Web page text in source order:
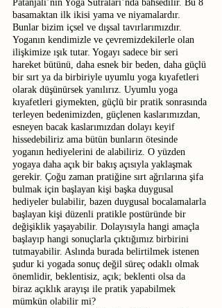
Patanjali’nin Yoga Sutraları’nda bahsedilir. Bu 8
basamaktan ilk ikisi yama ve niyamalardır.
Bunlar bizim içsel ve dışsal tavırlarımızdır.
Yoganın kendimizle ve çevremizdekilerle olan
ilişkimize ışık tutar. Yogayı sadece bir seri
hareket bütünü, daha esnek bir beden, daha güçlü
bir sırt ya da birbiriyle uyumlu yoga kıyafetleri
olarak düşünürsek yanılırız. Uyumlu yoga
kıyafetleri giymekten, güçlü bir pratik sonrasında
terleyen bedenimizden, güçlenen kaslarımızdan,
esneyen bacak kaslarımızdan dolayı keyif
hissedebiliriz ama bütün bunların ötesinde
yoganın hediyelerini de alabiliriz. O yüzden
yogaya daha açık bir bakış açısıyla yaklaşmak
gerekir. Çoğu zaman pratiğine sırt ağrılarına şifa
bulmak için başlayan kişi başka duygusal
hediyeler bulabilir, bazen duygusal bocalamalarla
başlayan kişi düzenli pratikle postüründe bir
değişiklik yaşayabilir. Dolayısıyla hangi amaçla
başlayıp hangi sonuçlarla çıktığımız birbirini
tutmayabilir. Aslında burada belirtilmek istenen
şudur ki yogada sonuç değil süreç odaklı olmak
önemlidir, beklentisiz, açık; beklenti olsa da
biraz açıklık arayışı ile pratik yapabilmek
mümkün olabilir mi?